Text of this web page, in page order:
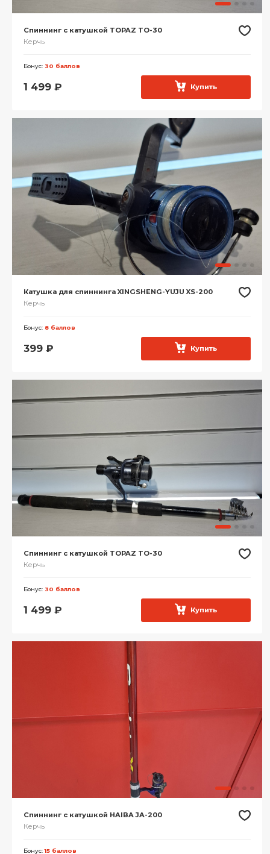
Спиннинг с катушкой TOPAZ TO-30
Керчь
Бонус: 30 баллов
1 499 ₽ Купить
Катушка для спиннинга XINGSHENG-YUJU XS-200
Керчь
Бонус: 8 баллов
399 ₽ Купить
Спиннинг с катушкой TOPAZ TO-30
Керчь
Бонус: 30 баллов
1 499 ₽ Купить
Спиннинг с катушкой HAIBA JA-200
Керчь
Бонус:15 баллов